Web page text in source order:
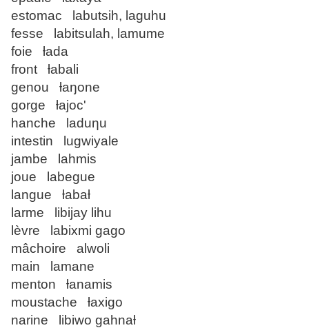
estomac labutsih, laguhu
fesse labitsulah, lamume
foie ƚada
front ƚabali
genou ƚaŋone
gorge ƚajoc'
hanche laduƞu
intestin lugwiyale
jambe lahmis
joue labegue
langue ƚabaƚ
larme libijay lihu
lèvre labixmi gago
mâchoire alwoli
main lamane
menton ƚanamis
moustache ƚaxigo
narine libiwo gahnaƚ